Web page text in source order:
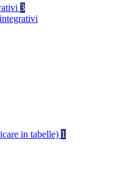
3
in tabelle) 1